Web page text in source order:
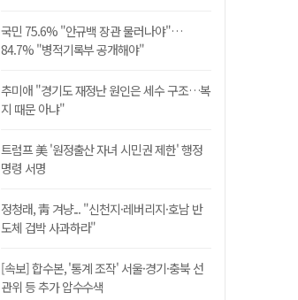
국민 75.6% "안규백 장관 물러나야"…
84.7% "병적기록부 공개해야"
추미애 "경기도 재정난 원인은 세수 구조…복
지 때문 아냐"
트럼프 美 '원정출산 자녀 시민권 제한' 행정
명령 서명
정청래, 靑 겨냥... "신천지·레버리지·호남 반
도체 겁박 사과하라"
[속보] 합수본, '통계 조작' 서울·경기·충북 선
관위 등 추가 압수수색